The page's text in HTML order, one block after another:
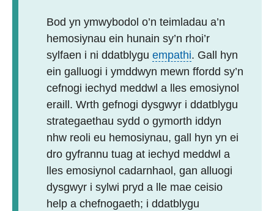
Bod yn ymwybodol o’n teimladau a’n
hemosiynau ein hunain sy’n rhoi’r
sylfaen i ni ddatblygu empathi. Gall hyn
ein galluogi i ymddwyn mewn ffordd sy’n
cefnogi iechyd meddwl a lles emosiynol
eraill. Wrth gefnogi dysgwyr i ddatblygu
strategaethau sydd o gymorth iddyn
nhw reoli eu hemosiynau, gall hyn yn ei
dro gyfrannu tuag at iechyd meddwl a
lles emosiynol cadarnhaol, gan alluogi
dysgwyr i sylwi pryd a lle mae ceisio
help a chefnogaeth; i ddatblygu